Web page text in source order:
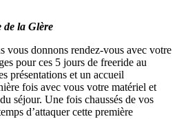
de la Glère
vous donnons rendez-vous avec votre
pour ces 5 jours de freeride au
présentations et un accueil
fois avec vous votre matériel et
séjour. Une fois chaussés de vos
d’attaquer cette première